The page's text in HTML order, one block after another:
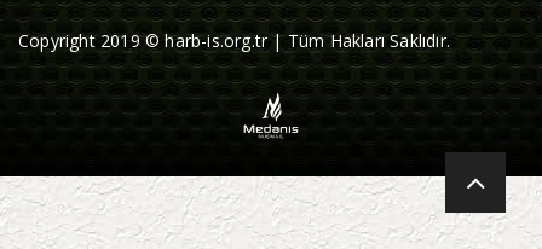
Copyright 2019 © harb-is.org.tr | Tüm Hakları Saklıdır.